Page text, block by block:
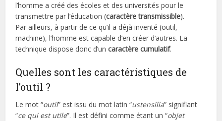
l’homme a créé des écoles et des universités pour le
transmettre par l’éducation (caractère transmissible).
Par ailleurs, à partir de ce qu’il a déjà inventé (outil,
machine), l’homme est capable d’en créer d’autres. La
technique dispose donc d’uncaractère cumulatif.
Quelles sont les caractéristiques de
l’outil ?
Le mot “outil” est issu du mot latin “ustensilia” signifiant
“ce qui est utile”. Il est défini comme étant un “objet